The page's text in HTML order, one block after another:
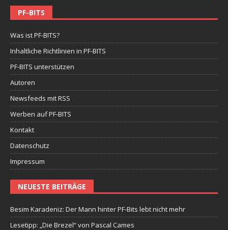
PF-BITS
Was ist PF-BITS?
Inhaltliche Richtlinien in PF-BITS
PF-BITS unterstützen
Autoren
Newsfeeds mit RSS
Werben auf PF-BITS
Kontakt
Datenschutz
Impressum
NEUESTE BEITRÄGE
Besim Karadeniz: Der Mann hinter PF-Bits lebt nicht mehr
Lesetipp: „Die Brezel“ von Pascal Cames